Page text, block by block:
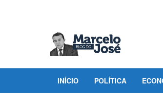
INÍCIO POLÍTICA